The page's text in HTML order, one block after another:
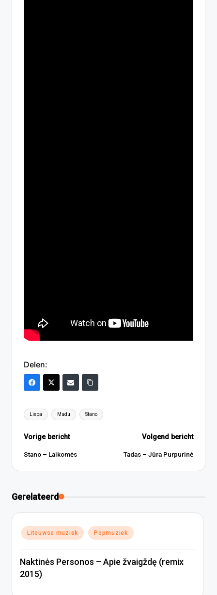
Delen:
Tags:
Liepa Mudu Stano
Bericht
navigatie
Vorige bericht
Stano – Laikomės
Volgend bericht
Tadas – Jūra Purpurinė
Gerelateerd
Geplaatst
in
Litouwse muziek Popmuziek
Naktinės Personos – Apie žvaigždę (remix
2015)